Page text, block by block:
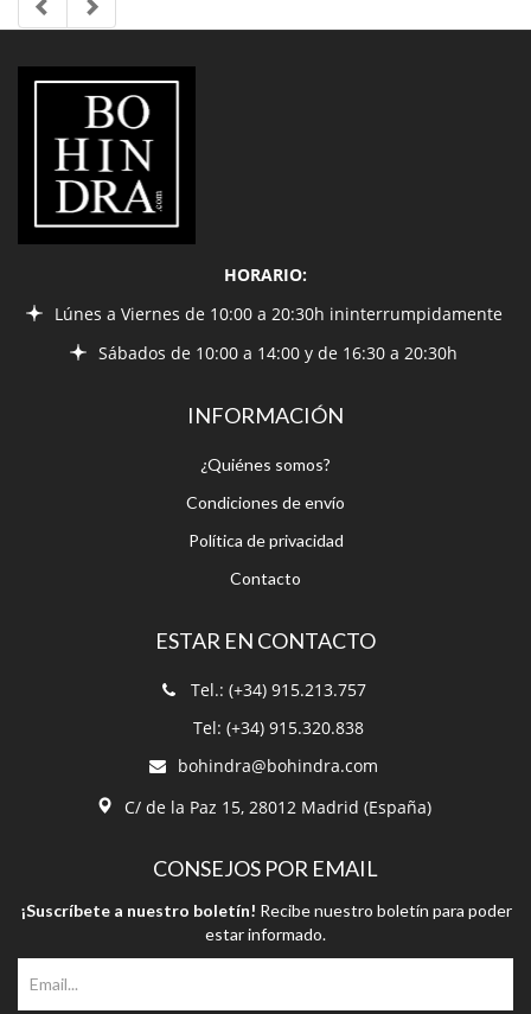
LIBRERÍA
BOHINDRA
HORARIO:
Lúnes a Viernes de 10:00 a 20:30h ininterrumpidamente
Sábados de 10:00 a 14:00 y de 16:30 a 20:30h
INFORMACIÓN
¿Quiénes somos?
Condiciones de envío
Política de privacidad
Contacto
ESTAR EN CONTACTO
Tel.: (+34) 915.213.757
Tel: (+34) 915.320.838
bohindra@bohindra.com
C/ de la Paz 15, 28012 Madrid (España)
CONSEJOS POR EMAIL
¡Suscríbete a nuestro boletín! Recibe nuestro boletín para poder
estar informado.